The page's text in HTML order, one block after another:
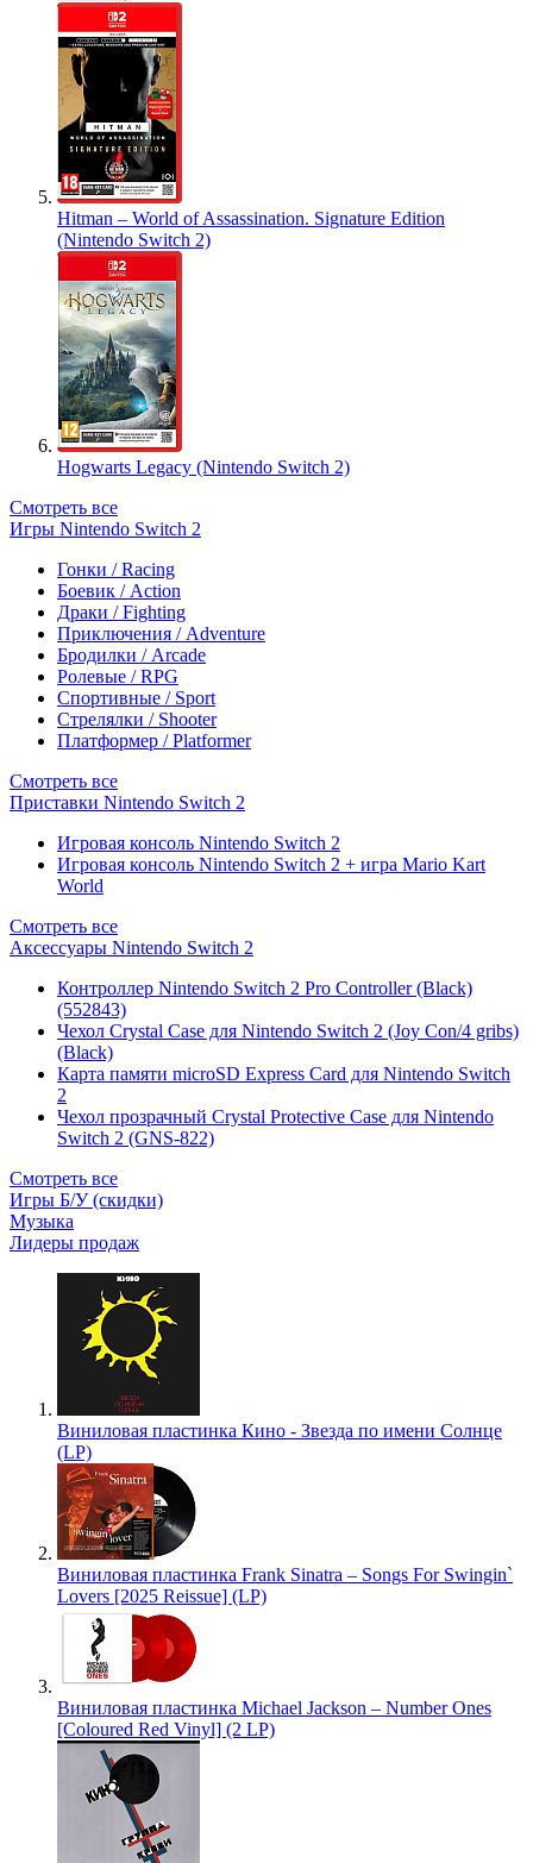
Hitman – World of Assassination. Signature Edition
(Nintendo Switch 2)
Hogwarts Legacy (Nintendo Switch 2)
Смотреть все
Игры Nintendo Switch 2
Гонки / Racing
Боевик / Action
Драки / Fighting
Приключения / Adventure
Бродилки / Arcade
Ролевые / RPG
Спортивные / Sport
Стрелялки / Shooter
Платформер / Platformer
Смотреть все
Приставки Nintendo Switch 2
Игровая консоль Nintendo Switch 2
Игровая консоль Nintendo Switch 2 + игра Mario Kart
World
Смотреть все
Аксессуары Nintendo Switch 2
Контроллер Nintendo Switch 2 Pro Controller (Black)
(552843)
Чехол Сrystal Сase для Nintendo Switch 2 (Joy Con/4 gribs)
(Black)
Карта памяти microSD Express Card для Nintendo Switch
2
Чехол прозрачный Crystal Protective Case для Nintendo
Switch 2 (GNS-822)
Смотреть все
Игры Б/У (скидки)
Музыка
Лидеры продаж
Виниловая пластинка Кино - Звезда по имени Солнце
(LP)
Виниловая пластинка Frank Sinatra – Songs For Swingin`
Lovers [2025 Reissue] (LP)
Виниловая пластинка Michael Jackson – Number Ones
[Coloured Red Vinyl] (2 LP)